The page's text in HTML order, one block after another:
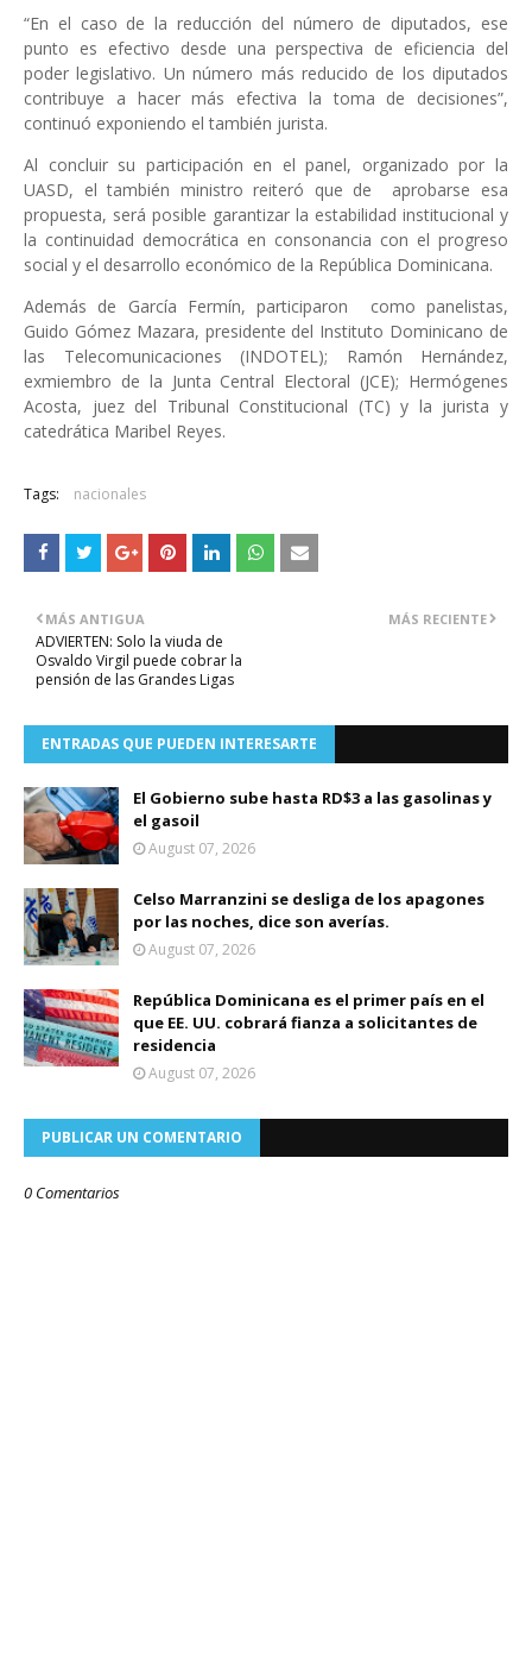
“En el caso de la reducción del número de diputados, ese
punto es efectivo desde una perspectiva de eficiencia del
poder legislativo. Un número más reducido de los diputados
contribuye a hacer más efectiva la toma de decisiones”,
continuó exponiendo el también jurista.
Al concluir su participación en el panel, organizado por la
UASD, el también ministro reiteró que de
aprobarse esa
propuesta, será posible garantizar la estabilidad institucional y
la continuidad democrática en consonancia con el progreso
social y el desarrollo económico de la República Dominicana.
Además de García Fermín, participaron como panelistas,
Guido Gómez Mazara, presidente del Instituto Dominicano de
las Telecomunicaciones (INDOTEL); Ramón Hernández,
exmiembro de la Junta Central Electoral (JCE); Hermógenes
Acosta, juez del Tribunal Constitucional (TC) y la jurista y
catedrática Maribel Reyes.
Tags: nacionales
MÁS RECIENTE
MÁS ANTIGUA
ADVIERTEN: Solo la viuda de
Osvaldo Virgil puede cobrar la
pensión de las Grandes Ligas
ENTRADAS QUE PUEDEN INTERESARTE
El Gobierno sube hasta RD$3 a las gasolinas y
el gasoil
August 07, 2026
Celso Marranzini se desliga de los apagones
por las noches, dice son averías.
August 07, 2026
República Dominicana es el primer país en el
que EE. UU. cobrará fianza a solicitantes de
residencia
August 07, 2026
PUBLICAR UN COMENTARIO
0 Comentarios